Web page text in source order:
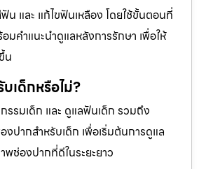
น และ แก้ไขฟันเหลือง โดยใช้ขั้นตอนที่
มคำแนะนำดูแลหลังการรักษา เพื่อให้
น
เด็กหรือไม่?
รรมเด็ก และ ดูแลฟันเด็ก รวมถึง
ปากสำหรับเด็ก เพื่อเริ่มต้นการดูแล
ช่องปากที่ดีในระยะยาว